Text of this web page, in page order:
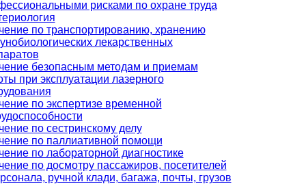
рисками по охране труда
по транспортированию, хранению
лекарственных
безопасным методам и приемам
при эксплуатации лазерного
по экспертизе временной
по сестринскому делу
по паллиативной помощи
по лабораторной диагностике
по досмотру пассажиров, посетителей
ручной клади, багажа, почты, грузов